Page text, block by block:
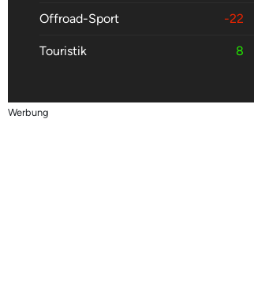
Offroad-Sport -22
Touristik 8
Werbung